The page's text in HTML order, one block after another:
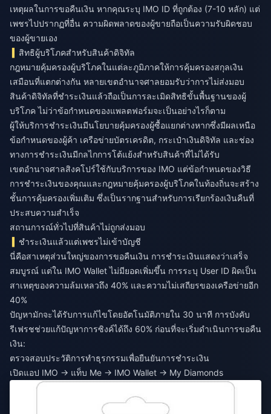
เหตุผลในการขอคืนเงิน หากคุณระบุ IMO ID ที่ถูกต้อง (7-10 หลัก) แต่
เพชรไปปรากฏที่อื่น ความผิดพลาดของผู้ขายถือเป็นความรับผิดชอบ
ของผู้ขายเอง
สิทธิผู้บริโภคสำหรับสินค้าดิจิทัล
กฎหมายคุ้มครองผู้บริโภคในแต่ละภูมิภาคให้การคุ้มครองสกุลเงิน
เสมือนที่แตกต่างกัน หลายเขตอำนาจศาลยอมรับว่าการไม่ส่งมอบ
สินค้าดิจิทัลที่ชำระเงินแล้วถือเป็นการละเมิดสิทธิขั้นพื้นฐานของผู้
บริโภค ไม่ว่าข้อกำหนดของแพลตฟอร์มจะเป็นอย่างไรก็ตาม
ผู้ให้บริการชำระเงินมีนโยบายคุ้มครองผู้ซื้อแยกต่างหากซึ่งมีผลเหนือ
ข้อกำหนดของผู้ค้า เครือข่ายบัตรเครดิต, กระเป๋าเงินดิจิทัล และช่อง
ทางการชำระเงินมีกลไกการโต้แย้งสำหรับสินค้าที่ไม่ได้รับ
เขตอำนาจศาลสิงคโปร์ใช้กับบริการของ IMO แต่ข้อกำหนดของวิธี
การชำระเงินของคุณและกฎหมายคุ้มครองผู้บริโภคในท้องถิ่นจะสร้าง
ชั้นการคุ้มครองเพิ่มเติม ซึ่งเป็นรากฐานสำหรับการเรียกร้องเงินคืนที่
ประสบความสำเร็จ
สถานการณ์ทั่วไปที่สินค้าไม่ถูกส่งมอบ
ชำระเงินแล้วแต่เพชรไม่เข้าบัญชี
นี่คือสาเหตุส่วนใหญ่ของการขอคืนเงิน การชำระเงินแสดงว่าเสร็จ
สมบูรณ์ แต่ใน IMO Wallet ไม่มียอดเพิ่มขึ้น การระบุ User ID ผิดเป็น
สาเหตุของความล้มเหลวถึง 40% และความไม่เสถียรของเครือข่ายอีก
40%
ปัญหามักจะได้รับการแก้ไขโดยอัตโนมัติภายใน 30 นาที การบังคับ
รีเฟรชช่วยแก้ปัญหาการซิงค์ได้ถึง 60% ก่อนที่จะเริ่มดำเนินการขอคืน
เงิน:
ตรวจสอบประวัติการทำธุรกรรมเพื่อยืนยันการชำระเงิน
เปิดแอป IMO → แท็บ Me → IMO Wallet → My Diamonds